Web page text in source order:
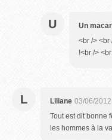
U Un
<br /> <br
!<br />
L Liliane 03/06/
Tout est dit bonne
les hommes à la